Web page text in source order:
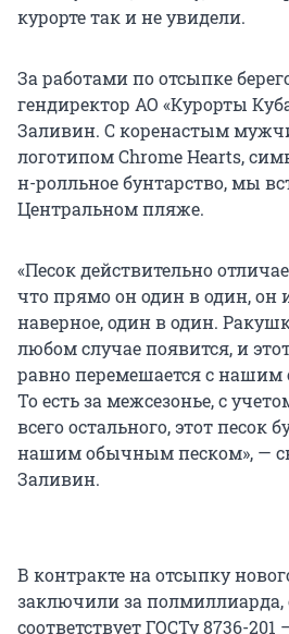
курорте так и не увидели.
За работами по отсыпке
гендиректор АО «Курорты
Заливин. С коренастым
логотипом Chrome Hearts,
н-ролльное бунтарство, мы
Центральном пляже.
«Песок действительно
что прямо он один в один, он
наверное, один в один.
любом случае появится, и
равно перемешается с
То есть за межсезонье, с
всего остального, этот песок
нашим обычным песком», —
Заливин.
В контракте на отсыпку
заключили за полмиллиарда,
соответствует ГОСТу 8736-201